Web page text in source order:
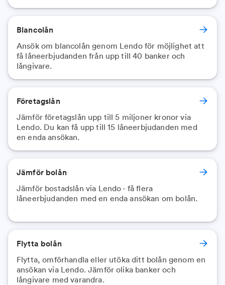
Blancolån
Ansök om blancolån genom Lendo för möjlighet att
få låneerbjudanden från upp till 40 banker och
långivare.
Företagslån
Jämför företagslån upp till 5 miljoner kronor via
Lendo. Du kan få upp till 15 låneerbjudanden med
en enda ansökan.
Jämför bolån
Jämför bostadslån via Lendo - få flera
låneerbjudanden med en enda ansökan om bolån.
Flytta bolån
Flytta, omförhandla eller utöka ditt bolån genom en
ansökan via Lendo. Jämför olika banker och
långivare med varandra.